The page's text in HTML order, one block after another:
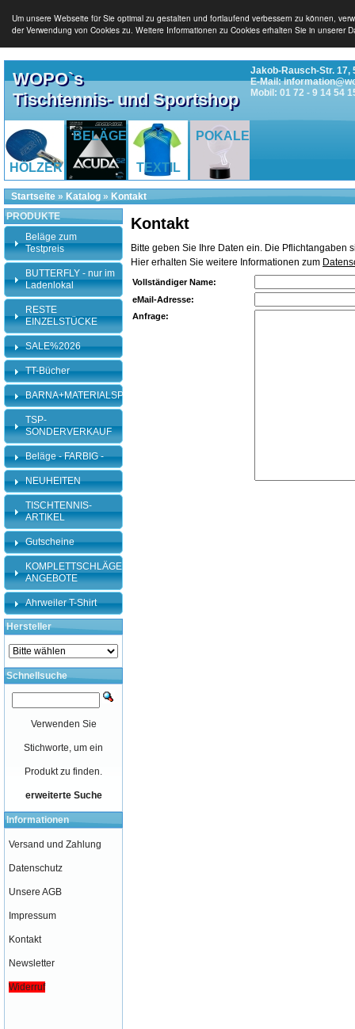
Um unsere Webseite für Sie optimal zu gestalten und fortlaufend verbessern zu können,
der Verwendung von Cookies zu. Weitere Informationen zu Cookies erhalten Sie in unserer
WOPO`s
Tischtennis- und Sportshop
Jakob-Rausch-Str. 17,
E-Mail:
Mobil: 01 72 - 9 14 54
HÖLZER
BELÄGE
TEXTIL
POKALE
Startseite » Katalog » Kontakt
Kontakt
Bitte geben Sie Ihre Daten ein. Die Pflichtangaben
Hier erhalten Sie weitere Informationen zum
Vollständiger Name:
eMail-Adresse:
Anfrage:
PRODUKTE
Beläge zum
Testpreis
BUTTERFLY - nur im
Ladenlokal
RESTE
EINZELSTÜCKE
SALE%2026
TT-Bücher
BARNA+MATERIALSPEZI
TSP-
SONDERVERKAUF
Beläge - FARBIG -
NEUHEITEN
TISCHTENNIS-
ARTIKEL
Gutscheine
KOMPLETTSCHLÄGER-
ANGEBOTE
Ahrweiler T-Shirt
Hersteller
Schnellsuche
Verwenden Sie
Stichworte, um ein
Produkt zu finden.
erweiterte Suche
Informationen
Versand und Zahlung
Datenschutz
Unsere AGB
Impressum
Kontakt
Newsletter
Widerruf